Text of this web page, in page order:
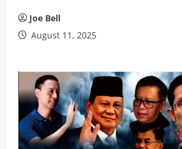
Joe Bell
August 11, 2025